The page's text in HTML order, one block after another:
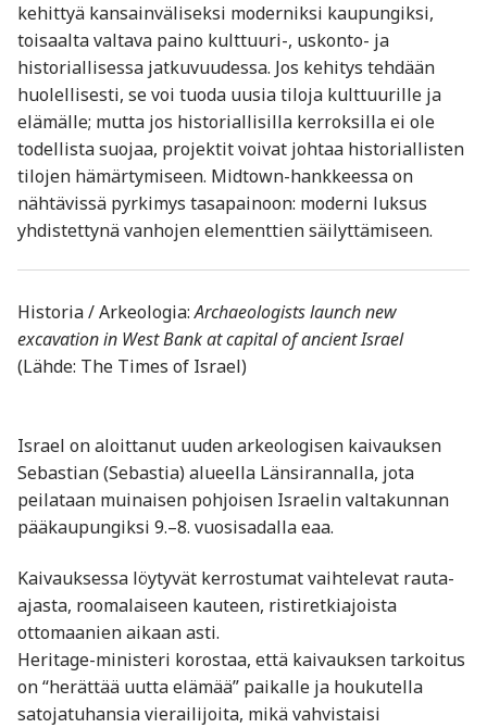
kehittyä kansainväliseksi moderniksi kaupungiksi,
toisaalta valtava paino kulttuuri-, uskonto- ja
historiallisessa jatkuvuudessa. Jos kehitys tehdään
huolellisesti, se voi tuoda uusia tiloja kulttuurille ja
elämälle; mutta jos historiallisilla kerroksilla ei ole
todellista suojaa, projektit voivat johtaa historiallisten
tilojen hämärtymiseen. Midtown-hankkeessa on
nähtävissä pyrkimys tasapainoon: moderni luksus
yhdistettynä vanhojen elementtien säilyttämiseen.
Historia / Arkeologia:Archaeologists launch new
excavation in West Bank at capital of ancient Israel
(Lähde: The Times of Israel)
Israel on aloittanut uuden arkeologisen kaivauksen
Sebastian (Sebastia) alueella Länsirannalla, jota
peilataan muinaisen pohjoisen Israelin valtakunnan
pääkaupungiksi 9.–8. vuosisadalla eaa.
Kaivauksessa löytyvät kerrostumat vaihtelevat rauta-
ajasta, roomalaiseen kauteen, ristiretkiajoista
ottomaanien aikaan asti.
Heritage-ministeri korostaa, että kaivauksen tarkoitus
on “herättää uutta elämää” paikalle ja houkutella
satojatuhansia vierailijoita, mikä vahvistaisi